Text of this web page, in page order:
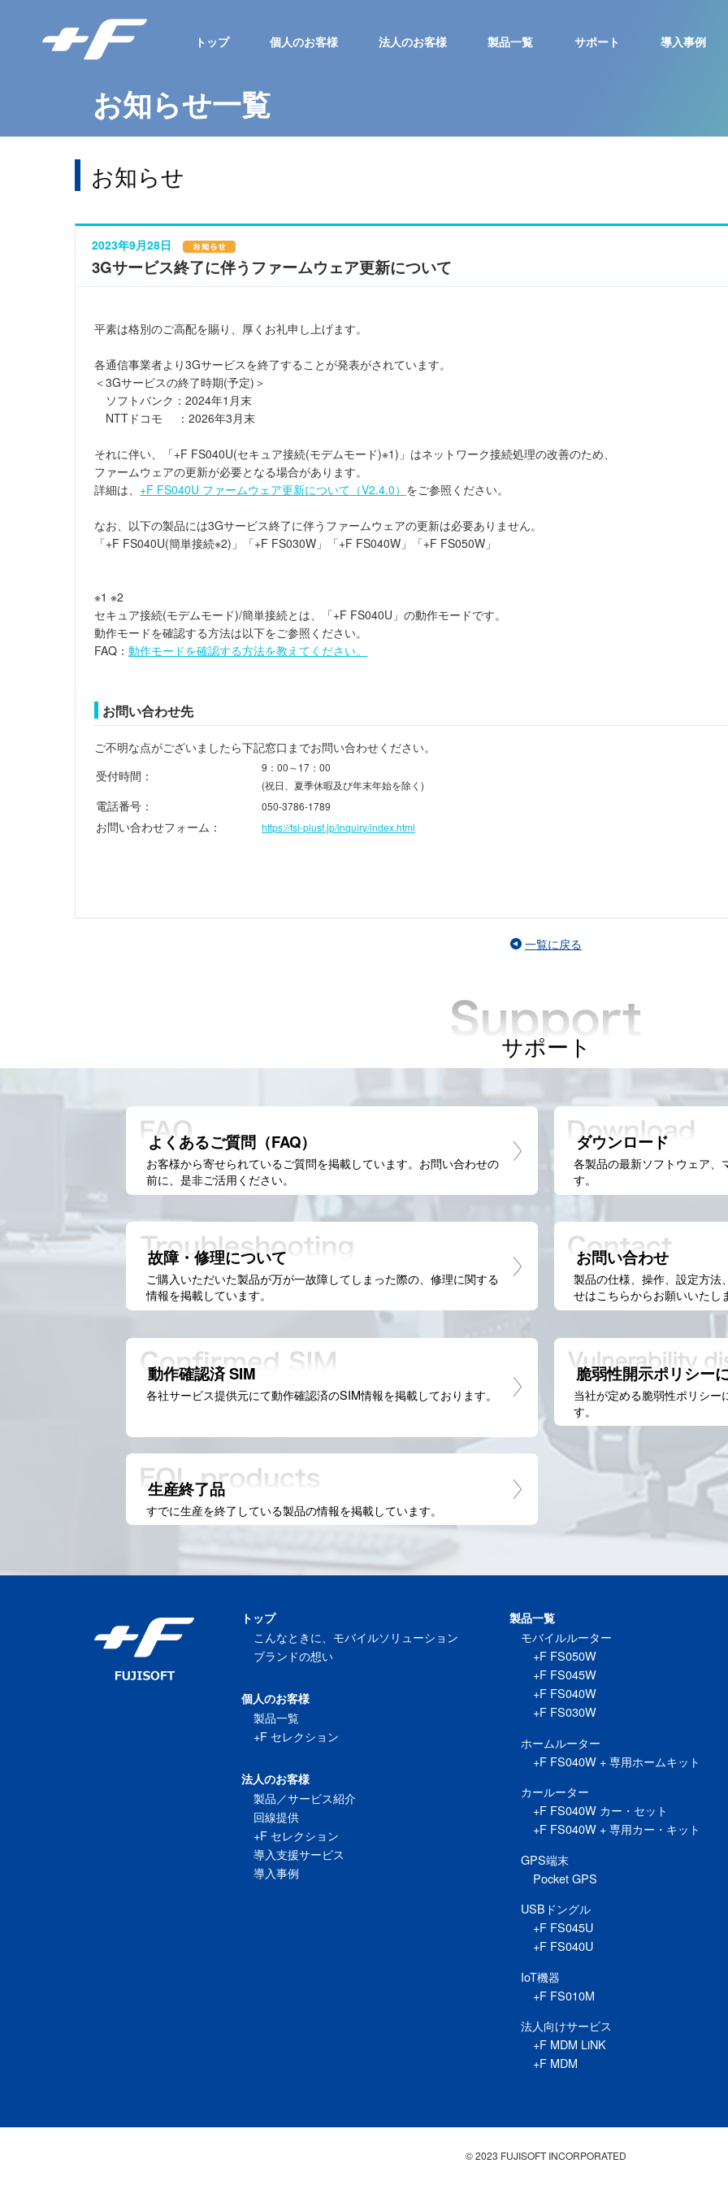
トップ 個人のお客様 法人のお客様 製品一覧 サポート 導入事例
お知らせ一覧
お知らせ
2023年9月28日
3Gサービス終了に伴うファームウェア更新について
平素は格別のご高配を賜り、厚くお礼申し上げます。
各通信事業者より3Gサービスを終了することが発表がされています。
＜3Gサービスの終了時期(予定)＞
ソフトバンク：2024年1月末
NTTドコモ ：2026年3月末
それに伴い、「+F FS040U(セキュア接続(モデムモード)※1)」はネットワーク接続処理の改善のため、
ファームウェアの更新が必要となる場合があります。
詳細は、 +F FS040U ファームウェア更新について（V2.4.0） をご参照ください。
なお、以下の製品には3Gサービス終了に伴うファームウェアの更新は必要ありません。
「+F FS040U(簡単接続※2)」「+F FS030W」「+F FS040W」「+F FS050W」
※1 ※2
セキュア接続(モデムモード)/簡単接続とは、「+F FS040U」の動作モードです。
動作モードを確認する方法は以下をご参照ください。
FAQ：動作モードを確認する方法を教えてください。
お問い合わせ先
ご不明な点がございましたら下記窓口までお問い合わせください。
受付時間：
9：00～17：00
(祝日、夏季休暇及び年末年始を除く)
電話番号： 050-3786-1789
お問い合わせフォーム： https://fsi-plusf.jp/inquiry/index.html
一覧に戻る
サポート
よくあるご質問（FAQ）
お客様から寄せられているご質問を掲載しています。お問い合わせの
前に、是非ご活用ください。
ダウンロード
各製品の最新ソフトウェア
す。
故障・修理について
ご購入いただいた製品が万が一故障してしまった際の、修理に関する
情報を掲載しています。
お問い合わせ
製品の仕様、操作、設定方
せはこちらからお願いいたし
動作確認済 SIM
各社サービス提供元にて動作確認済のSIM情報を掲載しております。
脆弱性開示ポリシー
当社が定める脆弱性ポリシ
す。
生産終了品
すでに生産を終了している製品の情報を掲載しています。
トップ
こんなときに、モバイルソリューション
ブランドの想い
個人のお客様
製品一覧
+F セレクション
法人のお客様
製品／サービス紹介
回線提供
+F セレクション
導入支援サービス
導入事例
製品一覧
モバイルルーター
+F FS050W
+F FS045W
+F FS040W
+F FS030W
ホームルーター
+F FS040W + 専用ホームキット
カールーター
+F FS040W カー・セット
+F FS040W + 専用カー・キット
GPS端末
Pocket GPS
USBドングル
+F FS045U
+F FS040U
IoT機器
+F FS010M
法人向けサービス
+F MDM LiNK
+F MDM
© 2023 FUJISOFT INCORPORATED